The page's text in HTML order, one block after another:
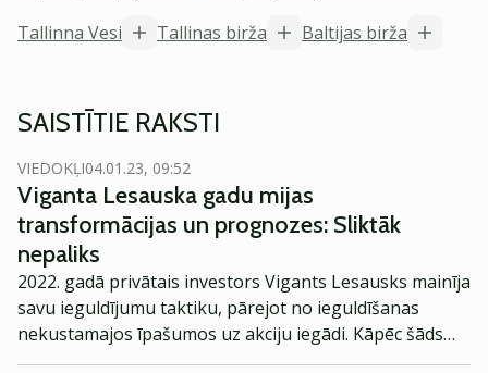
Tallinna Vesi
Tallinas birža Baltijas birža
SAISTĪTIE RAKSTI
VIEDOKĻI04.01.23, 09:52
Viganta Lesauska gadu mijas
transformācijas un prognozes: Sliktāk
nepaliks
2022. gadā privātais investors Vigants Lesausks mainīja
savu ieguldījumu taktiku, pārejot no ieguldīšanas
nekustamajos īpašumos uz akciju iegādi. Kāpēc šāds
lēmums? Kāds ir viņa redzējums par pagājušo gadu un